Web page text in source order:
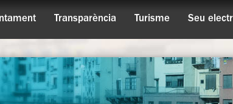
Transparència Turisme Seu